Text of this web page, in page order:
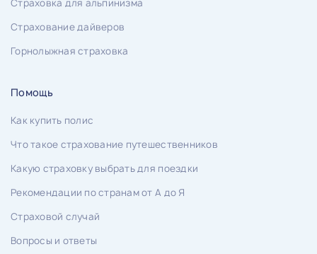
Страховка для альпинизма
Страхование дайверов
Горнолыжная страховка
Помощь
Как купить полис
Что такое страхование путешественников
Какую страховку выбрать для поездки
Рекомендации по странам от А до Я
Страховой случай
Вопросы и ответы